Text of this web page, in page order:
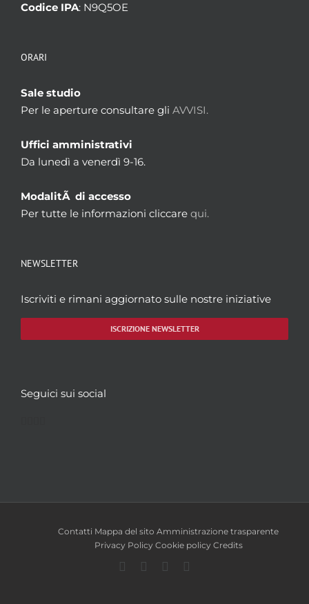
Codice IPA: N9Q5OE
ORARI
Sale studio
Per le aperture consultare gli AVVISI.
Uffici amministrativi
Da lunedì a venerdì 9-16.
ModalitÃ di accesso
Per tutte le informazioni cliccare qui.
NEWSLETTER
Iscriviti e rimani aggiornato sulle nostre iniziative
ISCRIZIONE NEWSLETTER
Seguici sui social
Contatti Mappa del sito Amministrazione trasparente
Privacy Policy Cookie policy Credits
Facebook
TwitterYouTube